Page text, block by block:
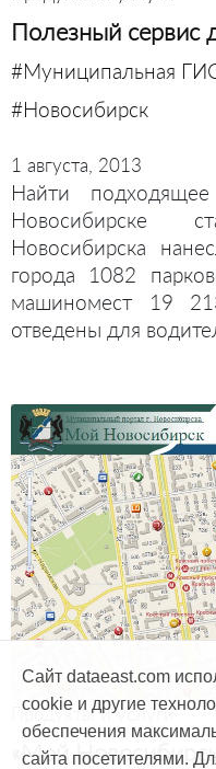
Полезный сервис
#Муниципальная
#Новосибирск
1 августа, 2013
Найти
Новосибирске
Новосибирска
города 1082
машиномест 19
отведены для
Продукты и услуги
«Мой
Сайт dataeast.com
cookie и другие
обеспечения
сайта посетителями.